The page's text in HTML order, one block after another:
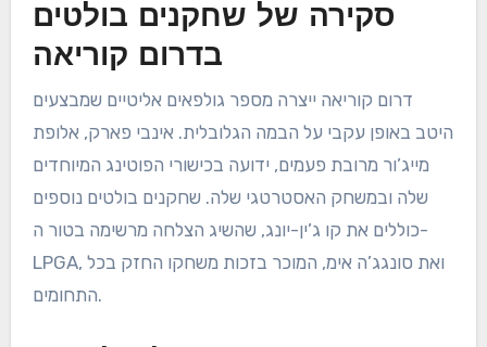
סקירה של שחקנים בולטים
בדרום קוריאה
דרום קוריאה ייצרה מספר גולפאים אליטיים שמבצעים
היטב באופן עקבי על הבמה הגלובלית. אינבי פארק, אלופת
מייג’ור מרובת פעמים, ידועה בכישורי הפוטינג המיוחדים
שלה ובמשחק האסטרטגי שלה. שחקנים בולטים נוספים
כוללים את קו ג’ין-יונג, שהשיג הצלחה מרשימה בטור ה-
LPGA, ואת סונגג’ה אימ, המוכר בזכות משחקו החזק בכל
התחומים.